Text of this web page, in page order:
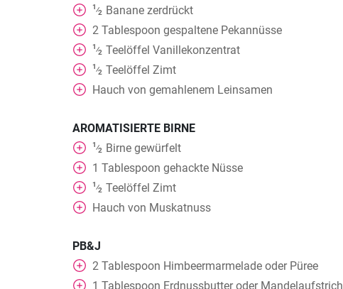
1⁄2
Banane zerdrückt
2 Tablespoon gespaltene Pekannüsse
1⁄2 Teelöffel Vanillekonzentrat
1⁄2 Teelöffel Zimt
Hauch von gemahlenem Leinsamen
AROMATISIERTE BIRNE
1⁄2
Birne gewürfelt
1 Tablespoon gehackte Nüsse
1⁄2 Teelöffel Zimt
Hauch von Muskatnuss
PB&J
2 Tablespoon Himbeermarmelade oder Püree
1 Tablespoon Erdnussbutter oder Mandelaufstrich